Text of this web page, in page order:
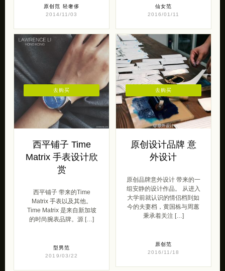
原创范 轻奢侈
2014/11/03
仙女范
2016/01/11
西平铺子 Time
Matrix 手表设计欣
赏
西平铺子 带来的Time
Matrix 手表以及其他。
Time Matrix 是来自新加坡
的时尚腕表品牌。源 […]
型男范
2019/03/22
去购买
原创设计品牌 意
外设计
原创品牌意外设计 带来的一
组安静的设计作品。 从进入
大学前就认识的情侣档到如
今的夫妻档，黄国栋与周蕙
秉承着关注 […]
原创范
2016/11/18
去购买